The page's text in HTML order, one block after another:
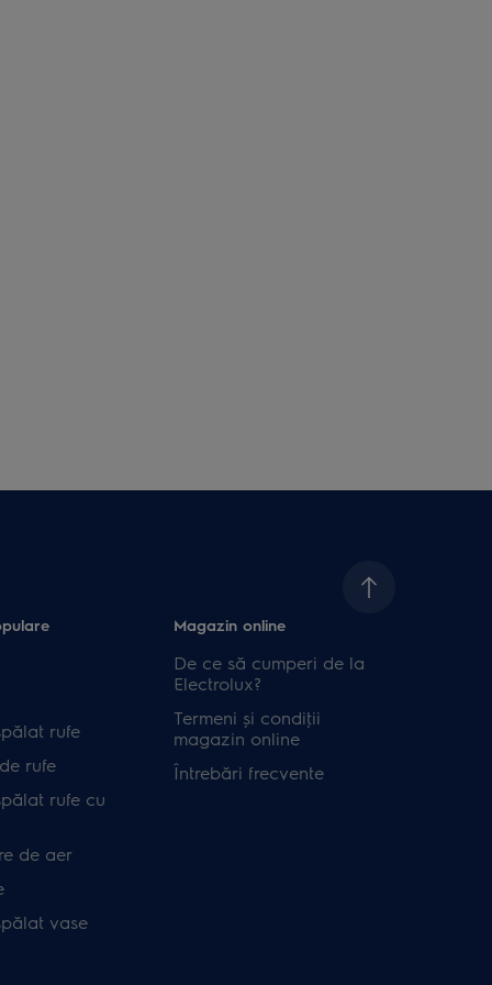
rufe
rufe
rufe cu
de aer
vase
Magazin online
De ce să cumperi de la
Electrolux?
Termeni și condiţii
magazin online
Întrebări frecvente